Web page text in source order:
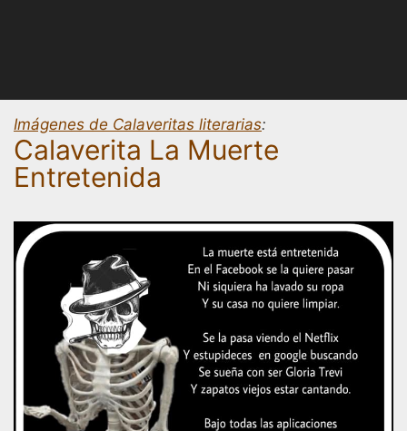
Imágenes de Calaveritas literarias:
Calaverita La Muerte
Entretenida